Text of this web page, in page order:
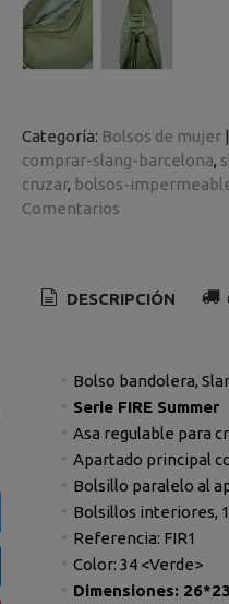
Categoría: Bolsos de mujer|
comprar-slang-barcelona
cruzar bolsos-
Comentarios
DESCRIPCIÓN
Bolso bandolera,
Serie FIRE Summer
Asa regulable para
Apartado principal
Bolsillo paralelo al
Bolsillos interiores,
Referencia: FIR1
Color: 34 <Verde>
Dimensiones: